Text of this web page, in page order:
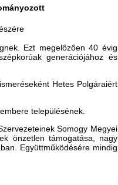
Ezt megelőzően 40 évig
generációjához és
Hetes Polgáraiért
településének.
Somogy Megyei
önzetlen támogatása, nagy
Együttműködésére mindig